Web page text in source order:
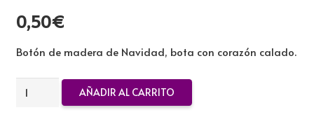
0,50€
Botón de madera de Navidad, bota con corazón calado.
BOTON
AÑADIR AL CARRITO